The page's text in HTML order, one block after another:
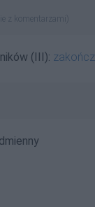
z komentarzami)
(III):